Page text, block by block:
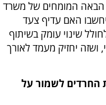
המומחים של משרד
האם עדיף צעד
שינוי עומק בשיתוף
ושזה יחזיק מעמד לאורך
החרדים לשמור על